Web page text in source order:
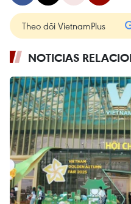
Theo dõi VietnamPlus
NOTICIAS